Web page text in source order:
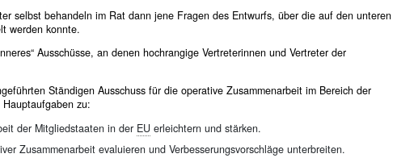
selbst behandeln im Rat dann jene Fragen des Entwurfs, über die auf den unteren
werden konnte.
Ausschüsse, an denen hochrangige Vertreterinnen und Vertreter der
Ständigen Ausschuss für die operative Zusammenarbeit im Bereich der
zu:
der Mitgliedstaaten in der EUerleichtern und stärken.
Zusammenarbeit evaluieren und Verbesserungsvorschläge unterbreiten.